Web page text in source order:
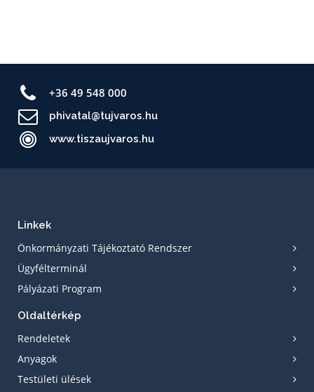
+36 49 548 000
phivatal@tujvaros.hu
www.tiszaujvaros.hu
Linkek
Önkormányzati Tájékoztató Rendszer
Ügyfélterminál
Pályázati Program
Oldaltérkép
Rendeletek
Anyagok
Testületi ülések